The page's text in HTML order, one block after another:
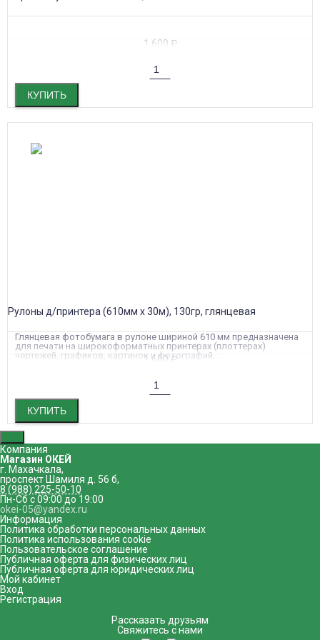
1 600 ₽
КУПИТЬ
Рулоны д/принтера (610мм х 30м), 130гр, глянцевая
Глянцевая фотобумага в рулоне шириной 610 мм предназначена
для печати на широкоформатных принтерах (плоттерах)
чертежей, графиков, картинок и фотографий..
1 600₽
КУПИТЬ
Компания
Магазин ОКЕЙ
г. Махачкала,
проспект Шамиля д. 56 б,
8 (988) 225-50-10
Пн-Сб с 09:00 до 19:00
okei-05@yandex.ru
Информация
Политика обработки персональных данных
Политика использования cookie
Пользовательское соглашение
Публичная оферта для физических лиц
Публичная оферта для юридических лиц
Мой кабинет
Вход
Регистрация
Рассказать друзьям
Свяжитесь с нами